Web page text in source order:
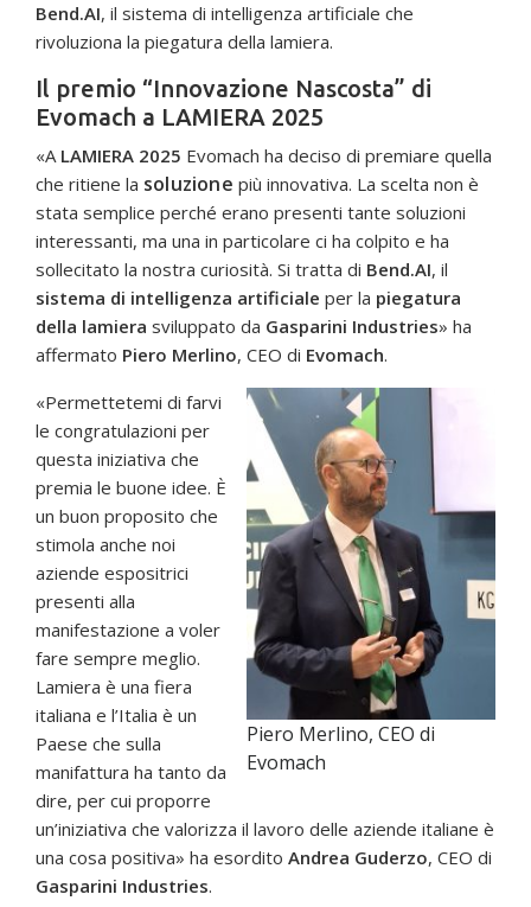
Bend.AI, il sistema di intelligenza artificiale che
rivoluziona la piegatura della lamiera.
Il premio “Innovazione Nascosta” di
Evomach a LAMIERA 2025
«A LAMIERA 2025 Evomach ha deciso di premiare quella
che ritiene la soluzione più innovativa. La scelta non è
stata semplice perché erano presenti tante soluzioni
interessanti, ma una in particolare ci ha colpito e ha
sollecitato la nostra curiosità. Si tratta di Bend.AI, il
sistema di intelligenza artificiale per la piegatura
della lamiera sviluppato da Gasparini Industries» ha
affermato Piero Merlino, CEO di Evomach.
Piero Merlino, CEO di
Evomach
«Permettetemi di farvi
le congratulazioni per
questa iniziativa che
premia le buone idee. È
un buon proposito che
stimola anche noi
aziende espositrici
presenti alla
manifestazione a voler
fare sempre meglio.
Lamiera è una fiera
italiana e l’Italia è un
Paese che sulla
manifattura ha tanto da
dire, per cui proporre
un’iniziativa che valorizza il lavoro delle aziende italiane è
una cosa positiva» ha esordito Andrea Guderzo, CEO di
Gasparini Industries.